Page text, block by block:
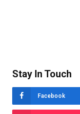
Stay In Touch
Facebook